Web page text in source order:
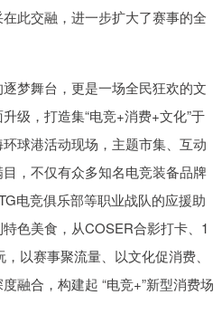
此交融，进一步扩大了赛事的全
梦舞台，更是一场全民狂欢的文
级，打造集“电竞+消费+文化”于
球港活动现场，主题市集、互动
，不仅有众多知名电竞装备品牌
电竞俱乐部等职业战队的应援助
色美食，从COSER合影打卡、1
以赛事聚流量、以文化促消费、
融合，构建起 “电竞+”新型消费场